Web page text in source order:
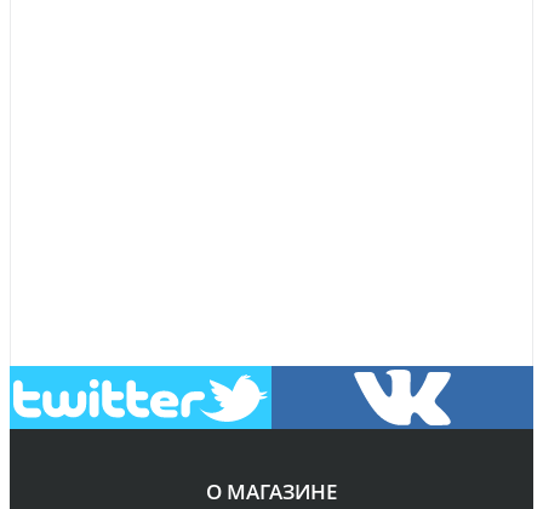
О МАГАЗИНЕ